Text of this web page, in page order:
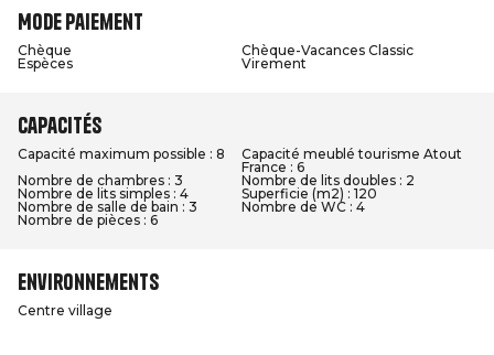
Mode paiement
Chèque
Chèque-Vacances Classic
Espèces
Virement
Capacités
Capacité maximum possible : 8
Capacité meublé tourisme Atout
France : 6
Nombre de chambres : 3
Nombre de lits doubles : 2
Nombre de lits simples : 4
Superficie (m2) : 120
Nombre de salle de bain : 3
Nombre de WC : 4
Nombre de pièces : 6
Environnements
Centre village